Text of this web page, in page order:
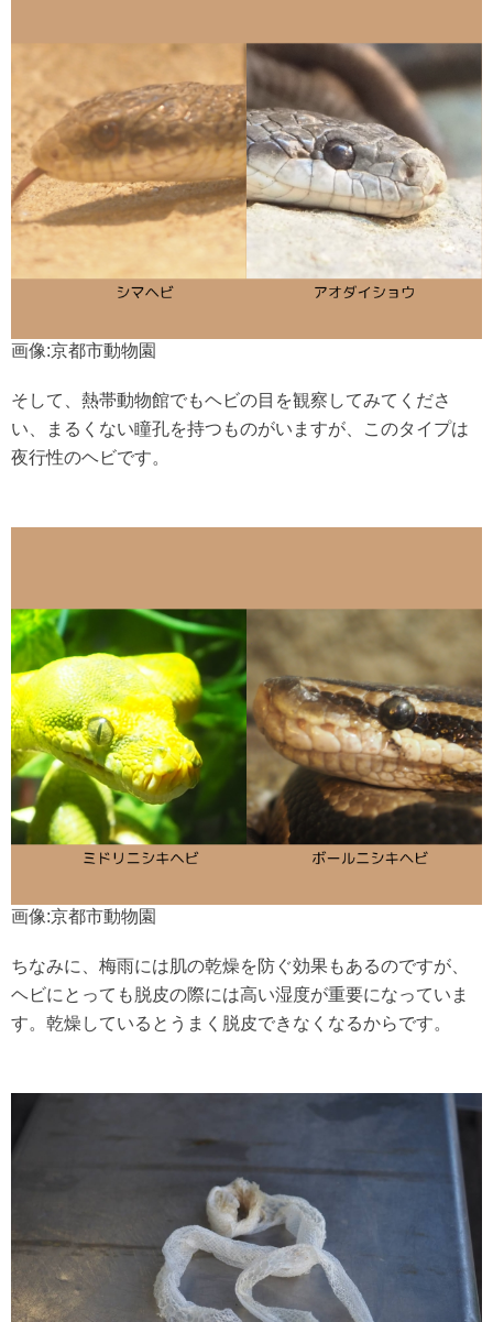
画像:京都市動物園
そして、熱帯動物館でもヘビの目を観察してみてくださ
い、まるくない瞳孔を持つものがいますが、このタイプは
夜行性のヘビです。
画像:京都市動物園
ちなみに、梅雨には肌の乾燥を防ぐ効果もあるのですが、
ヘビにとっても脱皮の際には高い湿度が重要になっていま
す。乾燥しているとうまく脱皮できなくなるからです。